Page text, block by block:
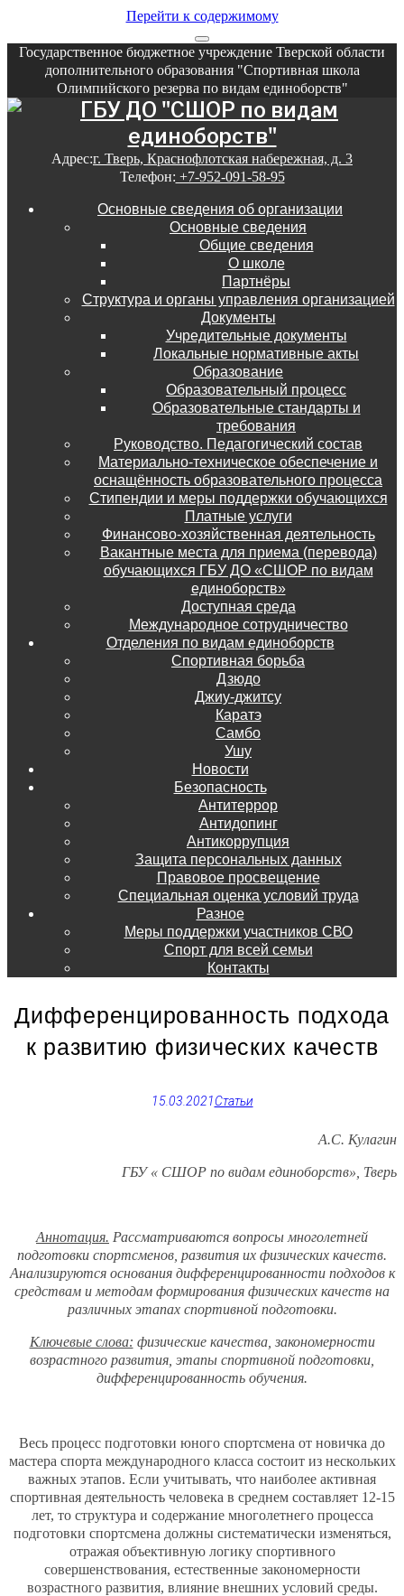
Перейти к содержимому
Государственное бюджетное учреждение Тверской области
дополнительного образования "Спортивная школа
Олимпийского резерва по видам единоборств"
Адрес:г. Тверь, Краснофлотская набережная, д. 3
Телефон: +7-952-091-58-95
Основные сведения об организации
Основные сведения
Общие сведения
О школе
Партнёры
Структура и органы управления организацией
Документы
Учредительные документы
Локальные нормативные акты
Образование
Образовательный процесс
Образовательные стандарты и
требования
Руководство. Педагогический состав
Материально-техническое обеспечение и
оснащённость образовательного процесса
Стипендии и меры поддержки обучающихся
Платные услуги
Финансово-хозяйственная деятельность
Вакантные места для приема (перевода)
обучающихся ГБУ ДО «СШОР по видам
единоборств»
Доступная среда
Международное сотрудничество
Отделения по видам единоборств
Спортивная борьба
Дзюдо
Джиу-джитсу
Каратэ
Самбо
Ушу
Новости
Безопасность
Антитеррор
Антидопинг
Антикоррупция
Защита персональных данных
Правовое просвещение
Специальная оценка условий труда
Разное
Меры поддержки участников СВО
Спорт для всей семьи
Контакты
Дифференцированность подхода
к развитию физических качеств
15.03.2021Статьи
А.С. Кулагин
ГБУ « СШОР по видам единоборств», Тверь
Аннотация. Рассматриваются вопросы многолетней
подготовки спортсменов, развития их физических качеств.
Анализируются основания дифференцированности подходов к
средствам и методам формирования физических качеств на
различных этапах спортивной подготовки.
Ключевые слова: физические качества, закономерности
возрастного развития, этапы спортивной подготовки,
дифференцированность обучения.
Весь процесс подготовки юного спортсмена от новичка до
мастера спорта международного класса состоит из нескольких
важных этапов. Если учитывать, что наиболее активная
спортивная деятельность человека в среднем составляет 12-15
лет, то структура и содержание многолетнего процесса
подготовки спортсмена должны систематически изменяться,
отражая объективную логику спортивного
совершенствования, естественные закономерности
возрастного развития, влияние внешних условий среды.